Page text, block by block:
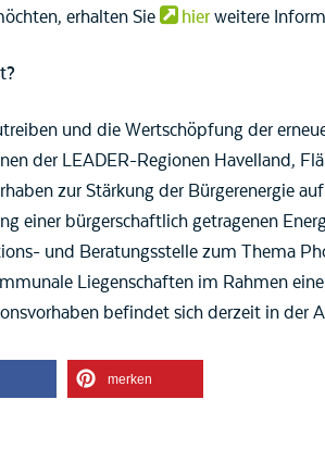
erhalten Sie
hierweitere
und die Wertschöpfung der
der LEADER-Regionen Havelland,
zur Stärkung der Bürgerenergie
einer bürgerschaftlich getragenen
und Beratungsstelle zum Thema
Liegenschaften im Rahmen
befindet sich derzeit in der
merken